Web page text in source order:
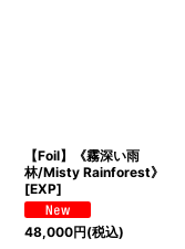
【Foil】《霧深い雨
林/Misty Rainforest》
[EXP]
48,000円(税込)